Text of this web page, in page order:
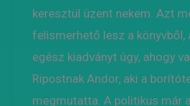
keresztül üzent nekem. Azt
felismerhető lesz a könyvből,
egész kiadványt úgy, ahogy
Ripostnak Andor, aki a
megmutatta. A politikus már